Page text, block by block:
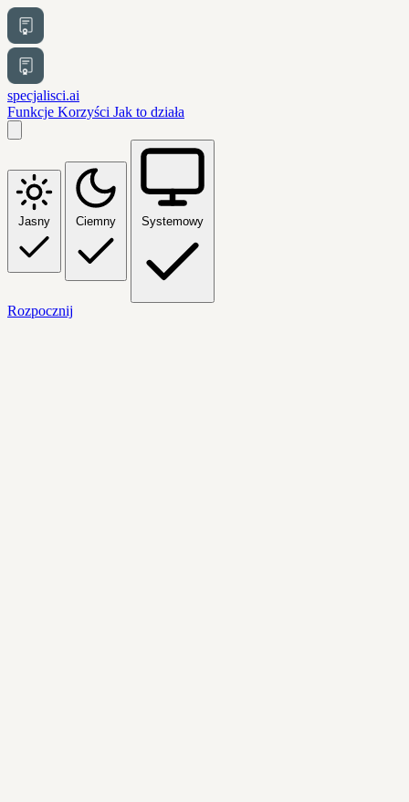
specjalisci.ai
Funkcje Korzyści Jak to działa
Jasny Ciemny Systemowy
Rozpocznij